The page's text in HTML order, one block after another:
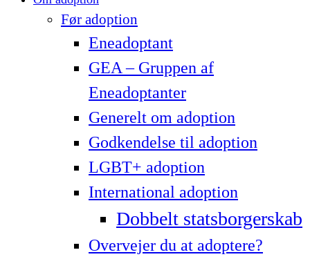
Før adoption
Eneadoptant
GEA – Gruppen af
Eneadoptanter
Generelt om adoption
Godkendelse til adoption
LG­BT+ adoption
International adoption
Dobbelt statsborgerskab
Overvejer du at adoptere?